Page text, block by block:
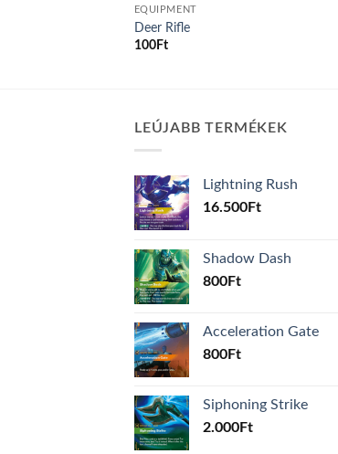
EQUIPMENT
Deer Rifle
100Ft
LEÚJABB TERMÉKEK
Lightning Rush
16.500Ft
Shadow Dash
800Ft
Acceleration Gate
800Ft
Siphoning Strike
2.000Ft